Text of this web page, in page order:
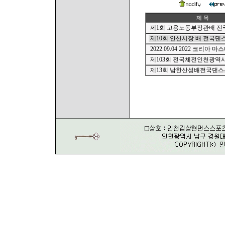
제 목
제1회 고용노동부장관배 전
제10회 안산시장 배 전국댄
2022.09.04 2022 코리아 마
제103회 전국체전인천광역
제13회 남한산성배전국댄